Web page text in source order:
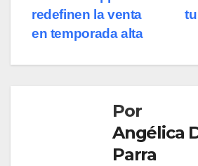
entradas
redefinen la venta
en temporada alta
Por
Angélica
Parra